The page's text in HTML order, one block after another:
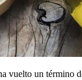
vuelto un término